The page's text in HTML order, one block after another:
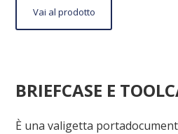
Vai al prodottoVai
al
BRIEFCASE E
È una valigetta